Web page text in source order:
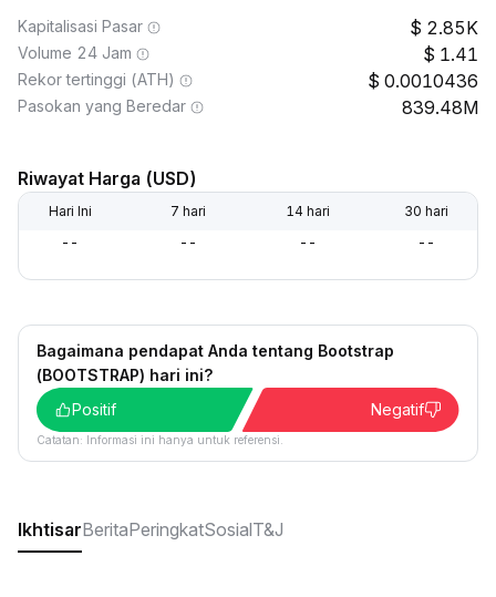
Kapitalisasi Pasar 2.85K
Volume 24 Jam 1.41
Rekor tertinggi (ATH) 0.0010436
Pasokan yang Beredar 839.48M
Riwayat Harga (USD)
Hari Ini 7 hari 14 hari 30 hari
-- -- -- --
Bagaimana pendapat Anda tentang Bootstrap
(BOOTSTRAP) hari ini?
Positif
Negatif
Catatan: Informasi ini hanya untuk referensi.
IkhtisarBeritaPeringkatSosialT&J